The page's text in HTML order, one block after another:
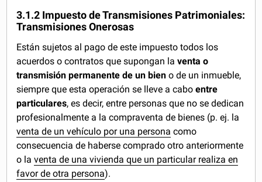
3.1.2 Impuesto de Transmisiones Patrimoniales:
Transmisiones Onerosas
Están sujetos al pago de este impuesto todos los
acuerdos o contratos que supongan laventa o
transmisión permanente de un bien o de un inmueble,
siempre que esta operación se lleve a caboentre
particulares, es decir, entre personas que no se dedican
profesionalmente a la compraventa de bienes (p. ej. la
venta de un vehículo por una persona como
consecuencia de haberse comprado otro anteriormente
o laventa de una vivienda que un particular realiza en
favor de otra persona).